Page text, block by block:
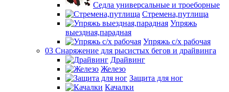
Седла универсальные и троеборные
Стремена,путлища
Упряжь
выездная,парадная
Упряжь с/х рабочая
03 Снаряжение для рысистых бегов и драйвинга
Драйвинг
Железо
Защита для ног
Качалки